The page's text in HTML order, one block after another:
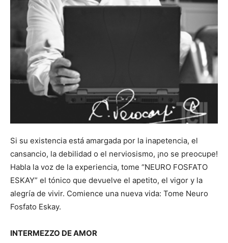
Si su existencia está amargada por la inapetencia, el
cansancio, la debilidad o el nerviosismo, ¡no se preocupe!
Habla la voz de la experiencia, tome “NEURO FOSFATO
ESKAY” el tónico que devuelve el apetito, el vigor y la
alegría de vivir. Comience una nueva vida: Tome Neuro
Fosfato Eskay.
INTERMEZZO DE AMOR